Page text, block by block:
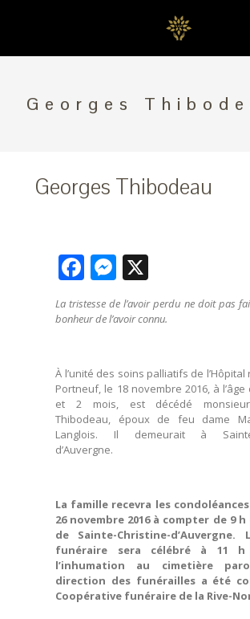
Georges
Georges Thibodeau
Facebook
Messenger
La tristesse de l’avoir perdu ne doit pas
bonheur de l’avoir connu.
À l’unité des soins palliatifs de
Portneuf, le 18 novembre 2016, à l’âge
et 2 mois, est décédé
Thibodeau, époux de feu dame
Langlois. Il demeurait à Sainte-
d’Auvergne.
La famille recevra les
26 novembre 2016 à compter de 9 h
de Sainte-Christine-d’Auvergne.
funéraire sera célébré à 11
l’inhumation au cimetière
direction des funérailles a été
Coopérative funéraire de la Rive-